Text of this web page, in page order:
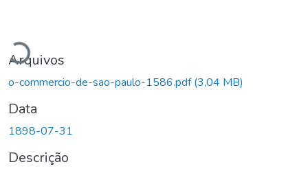
Arquivos
o-commercio-de-sao-paulo-1586.pdf(3,04 MB)
Data
1898-07-31
Descrição